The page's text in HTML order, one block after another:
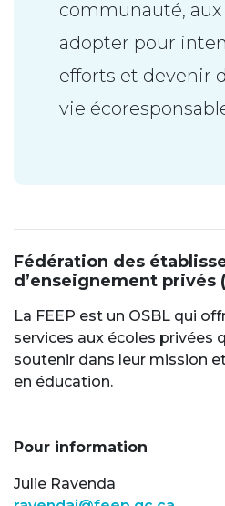
communauté,
adopter pour
efforts et devenir
vie
Fédération des
d’enseignement privés
La FEEP est un OSBL qui
services aux écoles privées
soutenir dans leur mission
en éducation.
Pour information
Julie Ravenda